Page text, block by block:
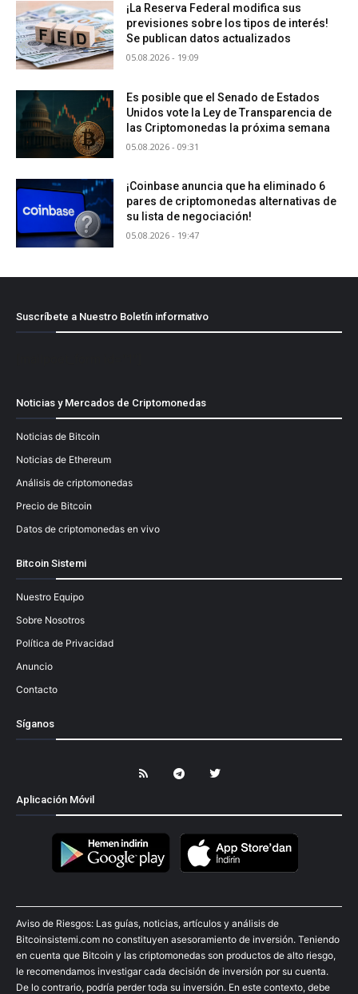
¡La Reserva Federal modifica sus
previsiones sobre los tipos de interés!
Se publican datos actualizados
05.08.2026 - 19:09
Es posible que el Senado de Estados
Unidos vote la Ley de Transparencia de
las Criptomonedas la próxima semana
05.08.2026 - 09:31
¡Coinbase anuncia que ha eliminado 6
pares de criptomonedas alternativas de
su lista de negociación!
05.08.2026 - 19:47
Suscríbete a Nuestro Boletín informativo
Noticias y Mercados de Criptomonedas
Noticias de Bitcoin
Noticias de Ethereum
Análisis de criptomonedas
Precio de Bitcoin
Datos de criptomonedas en vivo
Bitcoin Sistemi
Nuestro Equipo
Sobre Nosotros
Política de Privacidad
Anuncio
Contacto
Síganos
Aplicación Móvil
Aviso de Riesgos: Las guías, noticias, artículos y análisis de
Bitcoinsistemi.com no constituyen asesoramiento de inversión. Teniendo
en cuenta que Bitcoin y las criptomonedas son productos de alto riesgo,
le recomendamos investigar cada decisión de inversión por su cuenta.
De lo contrario, podría perder toda su inversión. En este contexto, debe